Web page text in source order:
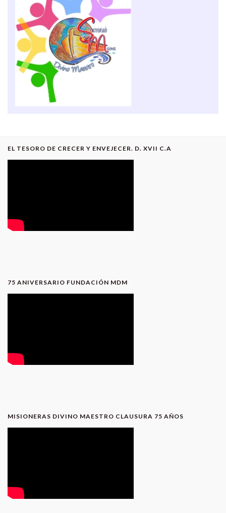
EL TESORO DE CRECER Y ENVEJECER. D. XVII C.A
75 ANIVERSARIO FUNDACIÓN MDM
MISIONERAS DIVINO MAESTRO CLAUSURA 75 AÑOS